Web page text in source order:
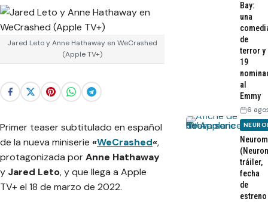
Jared Leto y Anne Hathaway en WeCrashed
(Apple TV+)
Primer teaser subtitulado en español
de la nueva miniserie «WeCrashed«,
protagonizada porAnne Hathaway
y Jared Leto, y que llega a Apple
TV+ el 18 de marzo de 2022.
Bay:
una
de
terror y
19
al
Emmy
6
tráiler,
fecha
de
estreno